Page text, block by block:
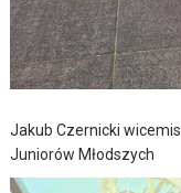
Jakub Czernicki
Juniorów Młodszych